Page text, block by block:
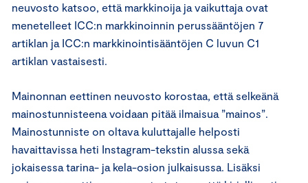
neuvosto katsoo, että markkinoija ja vaikuttaja ovat
menetelleet ICC:n markkinoinnin perussääntöjen 7
artiklan ja ICC:n markkinointisääntöjen C luvun C1
artiklan vastaisesti.
Mainonnan eettinen neuvosto korostaa, että selkeänä
mainostunnisteena voidaan pitää ilmaisua ”mainos”.
Mainostunniste on oltava kuluttajalle helposti
havaittavissa heti Instagram-tekstin alussa sekä
jokaisessa tarina- ja kela-osion julkaisussa. Lisäksi